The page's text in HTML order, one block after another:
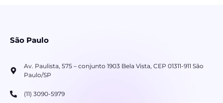
São Paulo
Av. Paulista, 575 – conjunto 1903 Bela Vista, CEP 01311-911 São
Paulo/SP
(11) 3090-5979